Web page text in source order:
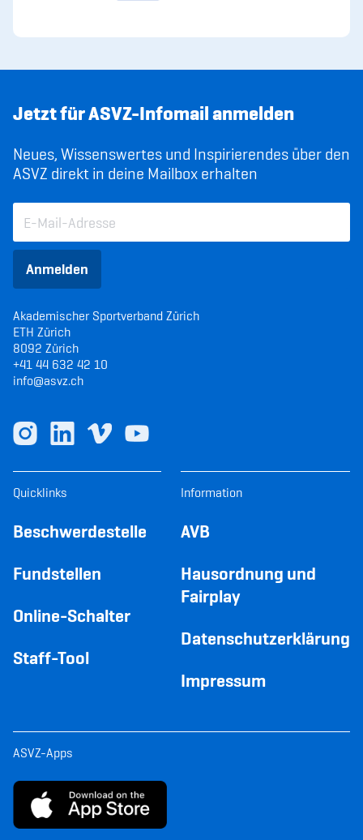
Jetzt für ASVZ-Infomail anmelden
Neues, Wissenswertes und Inspirierendes über den
ASVZ direkt in deine Mailbox erhalten
Anmelden
Akademischer Sportverband Zürich
ETH Zürich
8092 Zürich
+41 44 632 42 10
info@asvz.ch
Quicklinks
Beschwerdestelle
Fundstellen
Online-Schalter
Staff-Tool
Information
AVB
Hausordnung und
Fairplay
Datenschutzerklärung
Impressum
ASVZ-Apps